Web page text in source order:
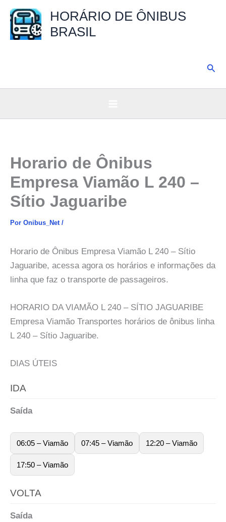
para
HORÁRIO DE ÔNIBUS
BRASIL
Horario de Ônibus
Empresa Viamão L 240 –
Sítio Jaguaribe
Por Onibus_Net /
Horario de Ônibus Empresa Viamão L 240 – Sítio
Jaguaribe, acessa agora os horários e informações da
linha que faz o transporte de passageiros.
HORARIO DA VIAMÃO L 240 – SÍTIO JAGUARIBE
Empresa Viamão Transportes horários de ônibus linha
L 240 – Sítio Jaguaribe.
DIAS ÚTEIS
IDA
Saída
06:05 – Viamão 07:45 – Viamão 12:20 – Viamão
17:50 – Viamão
VOLTA
Saída